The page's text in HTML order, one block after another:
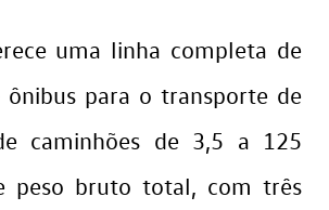
uma linha completa de
ônibus para o transporte de
caminhões de 3,5 a 125
peso bruto total, com três